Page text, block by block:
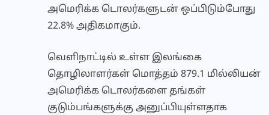
அமெரிக்க டொலர்களுடன் ஒப்பிடும்போது
22.8% அதிகமாகும்.
வெளிநாட்டில் உள்ள இலங்கை
தொழிலாளர்கள் மொத்தம் 879.1 மில்லியன்
அமெரிக்க டொலர்களை தங்கள்
குடும்பங்களுக்கு அனுப்பியுள்ளதாக